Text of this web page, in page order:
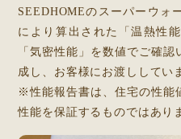
SEEDHOMEのスーパーウォ
により算出された「温熱性
「気密性能」を数値でご確
成し、お客様にお渡ししてい
※性能報告書は、住宅の性能
性能を保証するものではあり